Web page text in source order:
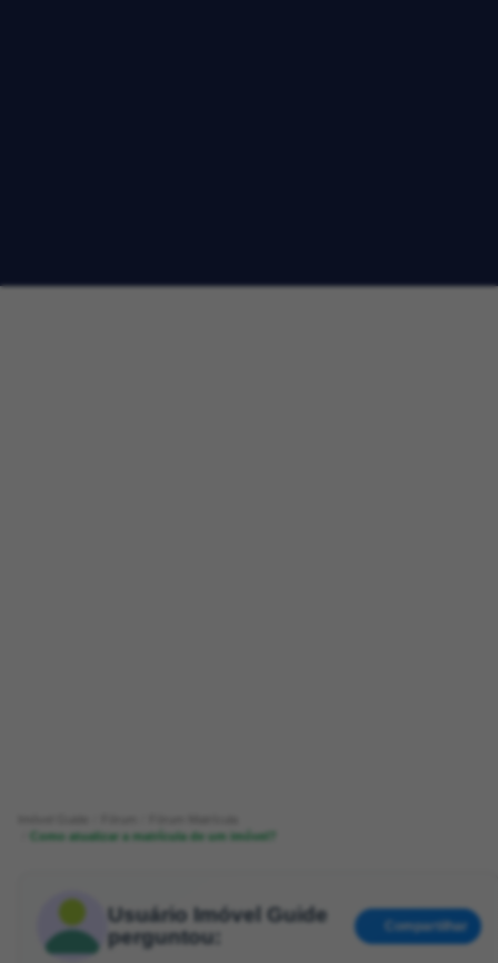
Como atualizar a matrícula de um imóvel?
Usuário Imóvel Guide
perguntou:
Compartilhar